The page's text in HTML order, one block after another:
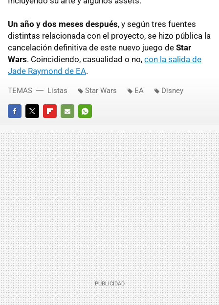
Un año y dos meses después, y según tres fuentes
distintas relacionada con el proyecto, se hizo pública la
cancelación definitiva de este nuevo juego de Star
Wars. Coincidiendo, casualidad o no, con la salida de
Jade Raymond de EA.
FACEBOOKTWITTERFLIPBOARD
E-
MAIL
WHATSAPP
TEMAS Listas Star Wars EA Disney